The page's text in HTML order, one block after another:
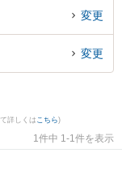
市住之江区内の弁護士
めです。
変更
変更
詳しくは こちら)
1件中 1-1件を表示